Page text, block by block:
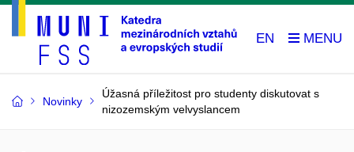
EN
Novinky
Úžasná příležitost pro studenty diskutovat s
nizozemským velvyslancem